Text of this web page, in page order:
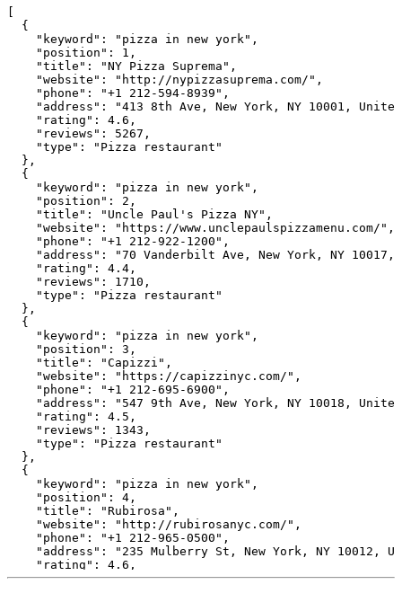
  {
    "keyword": "pizza in new york",
    "position": 1,
    "title": "NY Pizza Suprema",
    "website": "http://nypizzasuprema.com/",
    "phone": "+1 212-594-8939",
"address": "413 8th Ave, New York, NY 10001,
    "rating": 4.6,
    "reviews": 5267,
    "type": "Pizza restaurant"
  },
  {
    "keyword": "pizza in new york",
    "position": 2,
    "title": "Uncle Paul's Pizza NY",
    "website": "https://www.unclepaulspizzamenu.com/",
    "phone": "+1 212-922-1200",
"address": "70 Vanderbilt Ave, New York, NY 10017,
    "rating": 4.4,
    "reviews": 1710,
    "type": "Pizza restaurant"
  },
  {
    "keyword": "pizza in new york",
    "position": 3,
    "title": "Capizzi",
    "website": "https://capizzinyc.com/",
    "phone": "+1 212-695-6900",
"address": "547 9th Ave, New York, NY 10018,
    "rating": 4.5,
    "reviews": 1343,
    "type": "Pizza restaurant"
  },
  {
    "keyword": "pizza in new york",
    "position": 4,
    "title": "Rubirosa",
    "website": "http://rubirosanyc.com/",
    "phone": "+1 212-965-0500",
"address": "235 Mulberry St, New York, NY 10012,
    "rating": 4.6,
    "reviews": 3192,